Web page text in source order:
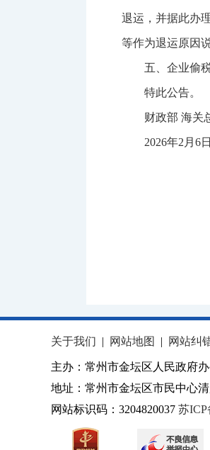
退运，并据此办
等作为退运原因
五、企业偷
特此公告。
财政部 海关
2026年2月6日
关于我们 | 网站地图 | 网站纠
主办：常州市金坛区人民政府
地址：常州市金坛区市民中心
网站标识码：3204820037 苏ICP